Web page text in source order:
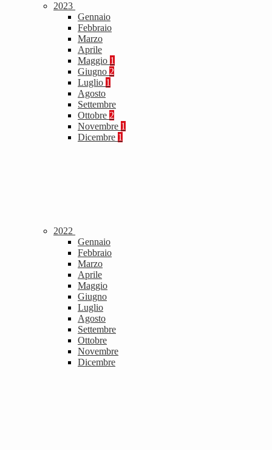
2023
Gennaio
Febbraio
Marzo
Aprile
Maggio 1
Giugno 2
Luglio 1
Agosto
Settembre
Ottobre 2
Novembre 1
Dicembre 1
2022
Gennaio
Febbraio
Marzo
Aprile
Maggio
Giugno
Luglio
Agosto
Settembre
Ottobre
Novembre
Dicembre